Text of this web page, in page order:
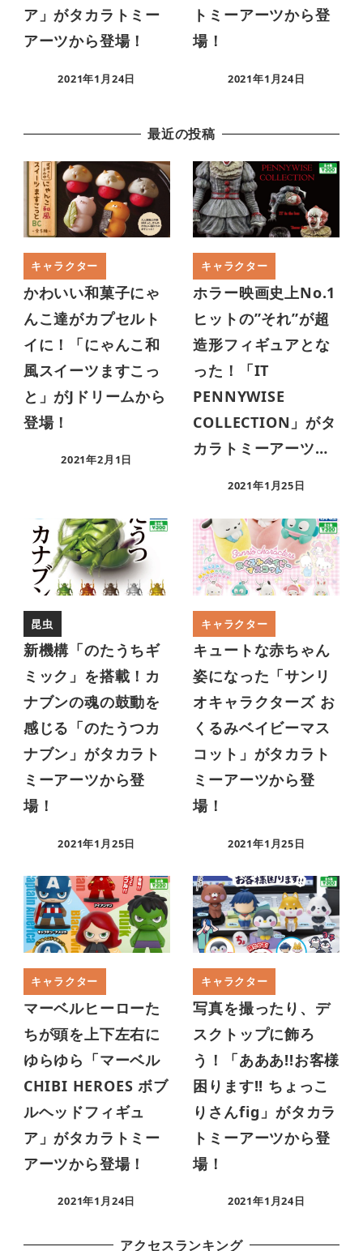
ア」がタカラトミー
アーツから登場！
2021年1月24日
トミーアーツから登
場！
2021年1月24日
最近の投稿
キャラクター
かわいい和菓子にゃ
んこ達がカプセルト
イに！「にゃんこ和
風スイーツますこっ
と」がJドリームから
登場！
2021年2月1日
キャラクター
ホラー映画史上No.1
ヒットの”それ”が超
造形フィギュアとな
った！「IT
PENNYWISE
COLLECTION」がタ
カラトミーアーツ…
2021年1月25日
昆虫
新機構「のたうちギ
ミック」を搭載！カ
ナブンの魂の鼓動を
感じる「のたうつカ
ナブン」がタカラト
ミーアーツから登
場！
2021年1月25日
キャラクター
キュートな赤ちゃん
姿になった「サンリ
オキャラクターズ お
くるみベイビーマス
コット」がタカラト
ミーアーツから登
場！
2021年1月25日
キャラクター
マーベルヒーローた
ちが頭を上下左右に
ゆらゆら「マーベル
CHIBI HEROES ボブ
ルヘッドフィギュ
ア」がタカラトミー
アーツから登場！
2021年1月24日
キャラクター
写真を撮ったり、デ
スクトップに飾ろ
う！「あああ!!お客様
困ります!! ちょっこ
りさんfig」がタカラ
トミーアーツから登
場！
2021年1月24日
アクセスランキング